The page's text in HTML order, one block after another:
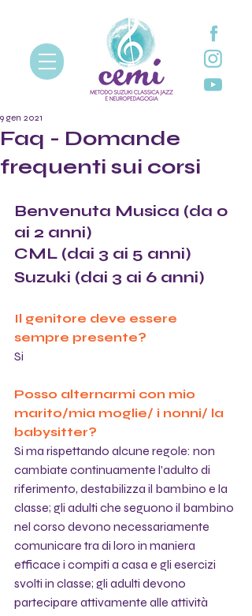
Faq - Domande
frequenti sui corsi
9 gen 2021
Benvenuta Musica (da 0
ai 2 anni)
CML (dai 3 ai 5 anni)
Suzuki (dai 3 ai 6 anni)
Il genitore deve essere
sempre presente?
Si
Posso alternarmi con mio
marito/mia moglie/ i nonni/ la
babysitter?
Si ma rispettando alcune regole: non
cambiate continuamente l'adulto di
riferimento, destabilizza il bambino e la
classe; gli adulti che seguono il bambino
nel corso devono necessariamente
comunicare tra di loro in maniera
efficace i compiti a casa e gli esercizi
svolti in classe; gli adulti devono
partecipare attivamente alle attività